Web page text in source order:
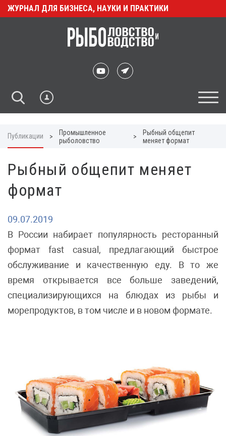
ЖУРНАЛ ДЛЯ БИЗНЕСА, НАУКИ И ПРАКТИКИ
Публикации >
Промышленное
рыболовство
>
Рыбный общепит
меняет формат
Рыбный общепит меняет
формат
09.07.2019
В России набирает популярность ресторанный
формат fast casual, предлагающий быстрое
обслуживание и качественную еду. В то же
время открывается все больше заведений,
специализирующихся на блюдах из рыбы и
морепродуктов, в том числе и в новом формате.